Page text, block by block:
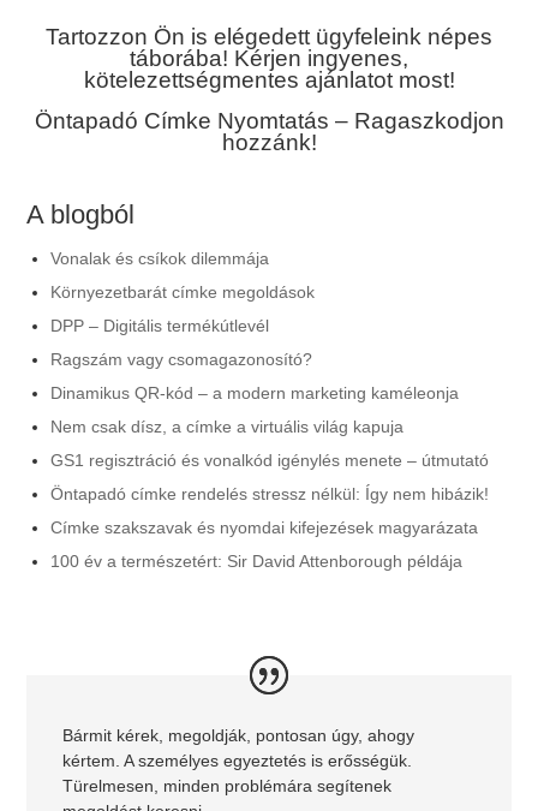
Tartozzon Ön is elégedett ügyfeleink népes
táborába! Kérjen ingyenes,
kötelezettségmentes ajánlatot most!
Öntapadó Címke Nyomtatás – Ragaszkodjon
hozzánk!
A blogból
Vonalak és csíkok dilemmája
Környezetbarát címke megoldások
DPP – Digitális termékútlevél
Ragszám vagy csomagazonosító?
Dinamikus QR-kód – a modern marketing kaméleonja
Nem csak dísz, a címke a virtuális világ kapuja
GS1 regisztráció és vonalkód igénylés menete – útmutató
Öntapadó címke rendelés stressz nélkül: Így nem hibázik!
Címke szakszavak és nyomdai kifejezések magyarázata
100 év a természetért: Sir David Attenborough példája
Bármit kérek, megoldják, pontosan úgy, ahogy
kértem. A személyes egyeztetés is erősségük.
Türelmesen, minden problémára segítenek